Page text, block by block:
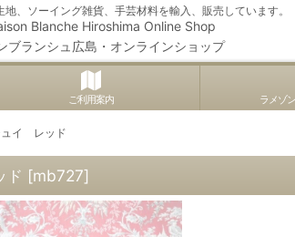
、ソーイング雑貨、手芸材料を輸入、販売しています
Blanche Hiroshima Online Shop
ブランシュ広島・オンラインショップ
ご利用案内 ラメゾ
ュイ レッド
ド [mb727]